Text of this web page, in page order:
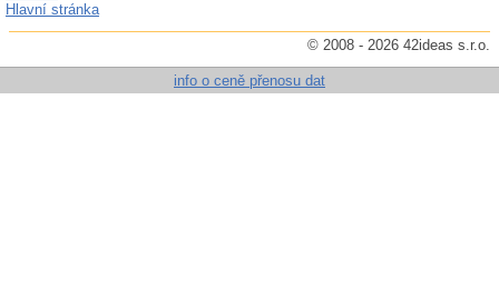
Hlavní stránka
© 2008 - 2026 42ideas s.r.o.
info o ceně přenosu dat